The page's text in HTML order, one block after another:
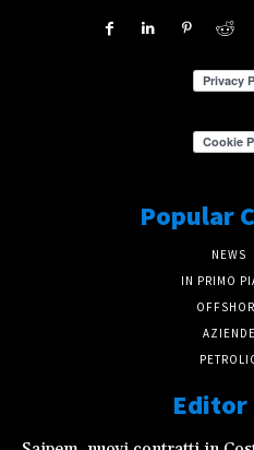
Popular
NEWS
IN PRIMO
AZIENDE
Editor